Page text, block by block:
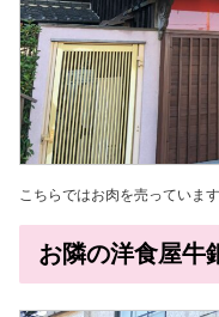
こちらではお肉を売っていま
お隣の洋食屋牛